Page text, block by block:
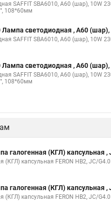
SAFFIT SBA6010, A60 (шар), 10W
108*60мм
Лампа светодиодная , A60 (шар),
SAFFIT SBA6010, A60 (шар), 10W
Лампа светодиодная , A60
SAFFIT SBA6010, A60 (шар), 10W
108*60мм
галогенная (КГЛ) капсульная ,
(КГЛ) капсульная FERON HB2, JC/
галогенная (КГЛ) капсульная ,
(КГЛ) капсульная FERON HB2, JC/